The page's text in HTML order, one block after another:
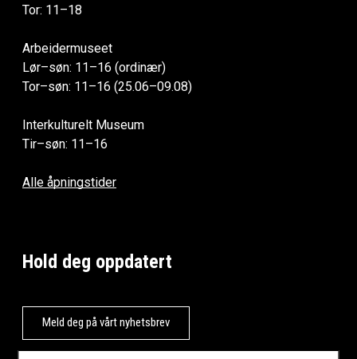
Tor: 11–18
Arbeidermuseet
Lør–søn: 11–16 (ordinær)
Tor–søn: 11–16 (25.06–09.08)
Interkulturelt Museum
Tir–søn: 11–16
Alle åpningstider
Hold deg oppdatert
Meld deg på vårt nyhetsbrev